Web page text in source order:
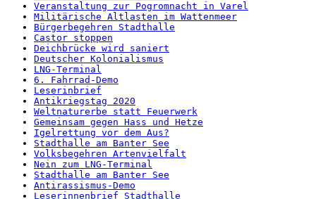
Veranstaltung zur Pogromnacht in Varel
Militärische Altlasten im Wattenmeer
Bürgerbegehren Stadthalle
Castor stoppen
Deichbrücke wird saniert
Deutscher Kolonialismus
LNG-Terminal
6. Fahrrad-Demo
Leserinbrief
Antikriegstag 2020
Weltnaturerbe statt Feuerwerk
Gemeinsam gegen Hass und Hetze
Igelrettung vor dem Aus?
Stadthalle am Banter See
Volksbegehren Artenvielfalt
Nein zum LNG-Terminal
Stadthalle am Banter See
Antirassismus-Demo
Leserinnenbrief Stadthalle